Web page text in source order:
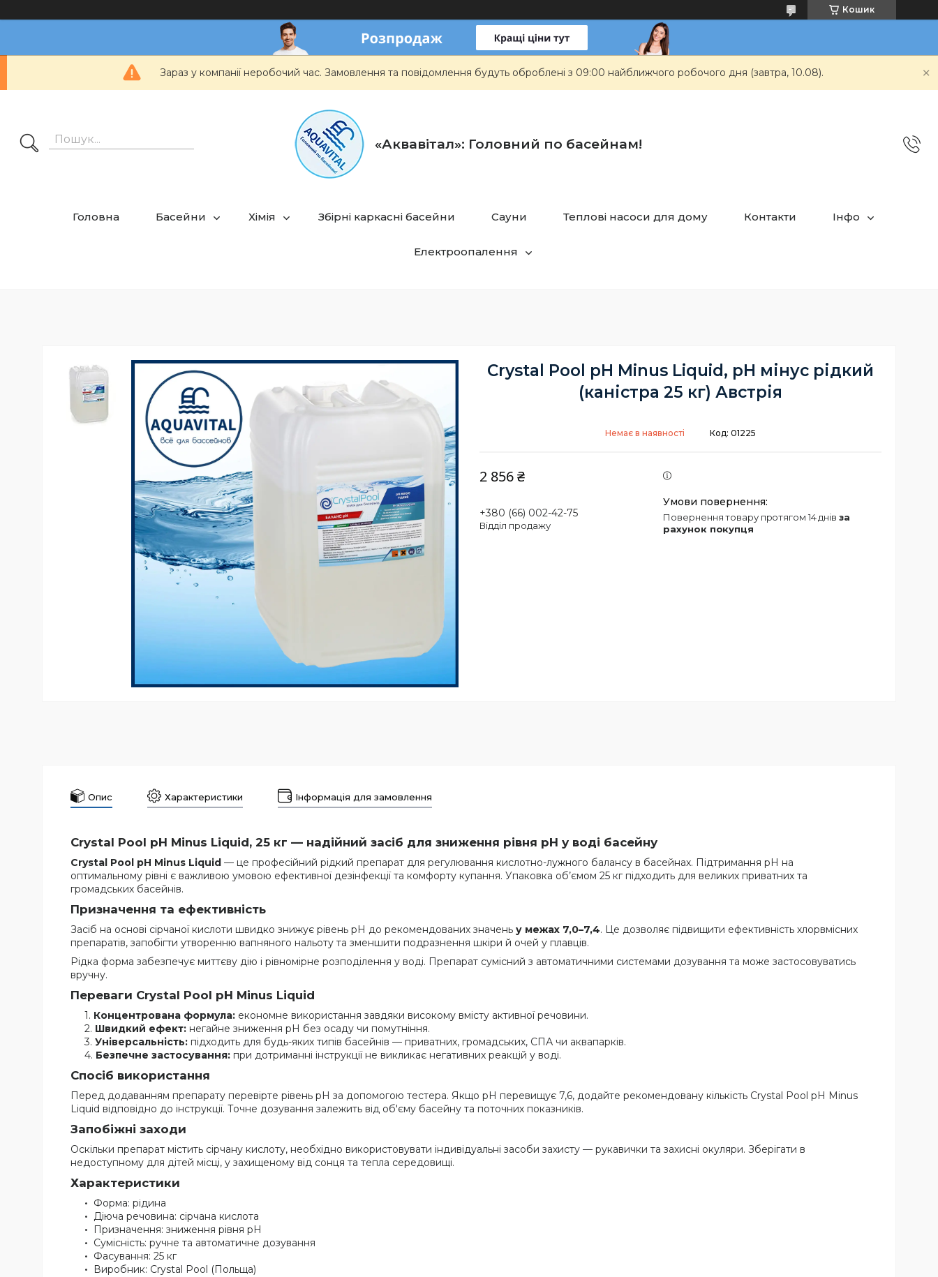
Кошик
Зараз у компанії неробочий час. Замовлення та повідомлення будуть оброблені з 09:00 найближчого робочого дня (завтра, 10.08).
«Аквавітал»: Головний по басейнам!
Головна Басейни Хімія Збірні каркасні басейни Сауни Теплові насоси для дому Контакти Інфо
Електроопалення
Crystal Pool pH Minus Liquid, рН мінус рідкий
(каністра 25 кг) Австрія
Немає в наявності Код: 01225
2 856 ₴
+380 (66) 002-42-75
Відділ продажу
повернення товару протягом 14 днів за
рахунок покупця
Опис Характеристики Інформація для замовлення
Crystal Pool pH Minus Liquid, 25 кг — надійний засіб для зниження рівня pH у воді басейну
Crystal Pool pH Minus Liquid — це професійний рідкий препарат для регулювання кислотно-лужного балансу в басейнах. Підтримання pH на
оптимальному рівні є важливою умовою ефективної дезінфекції та комфорту купання. Упаковка об’ємом 25 кг підходить для великих приватних та
громадських басейнів.
Призначення та ефективність
Засіб на основі сірчаної кислоти швидко знижує рівень pH до рекомендованих значень у межах 7,0–7,4. Це дозволяє підвищити ефективність хлорвмісних
препаратів, запобігти утворенню вапняного нальоту та зменшити подразнення шкіри й очей у плавців.
Рідка форма забезпечує миттєву дію і рівномірне розподілення у воді. Препарат сумісний з автоматичними системами дозування та може застосовуватись
вручну.
Переваги Crystal Pool pH Minus Liquid
Концентрована формула: економне використання завдяки високому вмісту активної речовини.
Швидкий ефект: негайне зниження pH без осаду чи помутніння.
Універсальність: підходить для будь-яких типів басейнів — приватних, громадських, СПА чи аквапарків.
Безпечне застосування: при дотриманні інструкції не викликає негативних реакцій у воді.
Спосіб використання
Перед додаванням препарату перевірте рівень pH за допомогою тестера. Якщо pH перевищує 7,6, додайте рекомендовану кількість Crystal Pool pH Minus
Liquid відповідно до інструкції. Точне дозування залежить від об'єму басейну та поточних показників.
Запобіжні заходи
Оскільки препарат містить сірчану кислоту, необхідно використовувати індивідуальні засоби захисту — рукавички та захисні окуляри. Зберігати в
недоступному для дітей місці, у захищеному від сонця та тепла середовищі.
Характеристики
Форма: рідина
Діюча речовина: сірчана кислота
Призначення: зниження рівня pH
Сумісність: ручне та автоматичне дозування
Фасування: 25 кг
Виробник: Crystal Pool (Польща)